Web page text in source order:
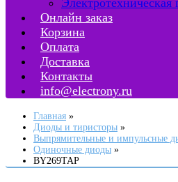
Электротехническая
Онлайн заказ
Корзина
Оплата
Доставка
Контакты
info@electrony.ru
Главная
Диоды и тиристоры
Выпрямительные и импульсные
Одиночные диоды
BY269TAP